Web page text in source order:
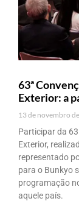
63ª
Exterior: a
13 de novembro
Participar da
Exterior,
representado
para o Bunkyo
programação
aquele país.